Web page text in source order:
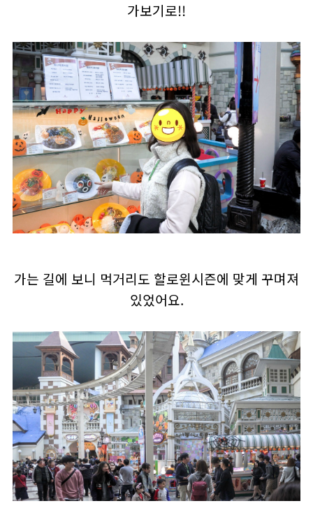
가보기로!!
가는 길에 보니 먹거리도 할로윈시즌에 맞게 꾸며져
있었어요.